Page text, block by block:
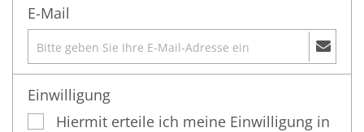
E-Mail
Einwilligung
Hiermit erteile ich meine Einwilligung in